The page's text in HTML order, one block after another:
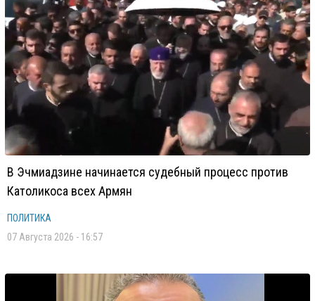
В Эчмиадзине начинается судебный процесс против
Католикоса всех Армян
ПОЛИТИКА
07 Августа 2026 - 16:57